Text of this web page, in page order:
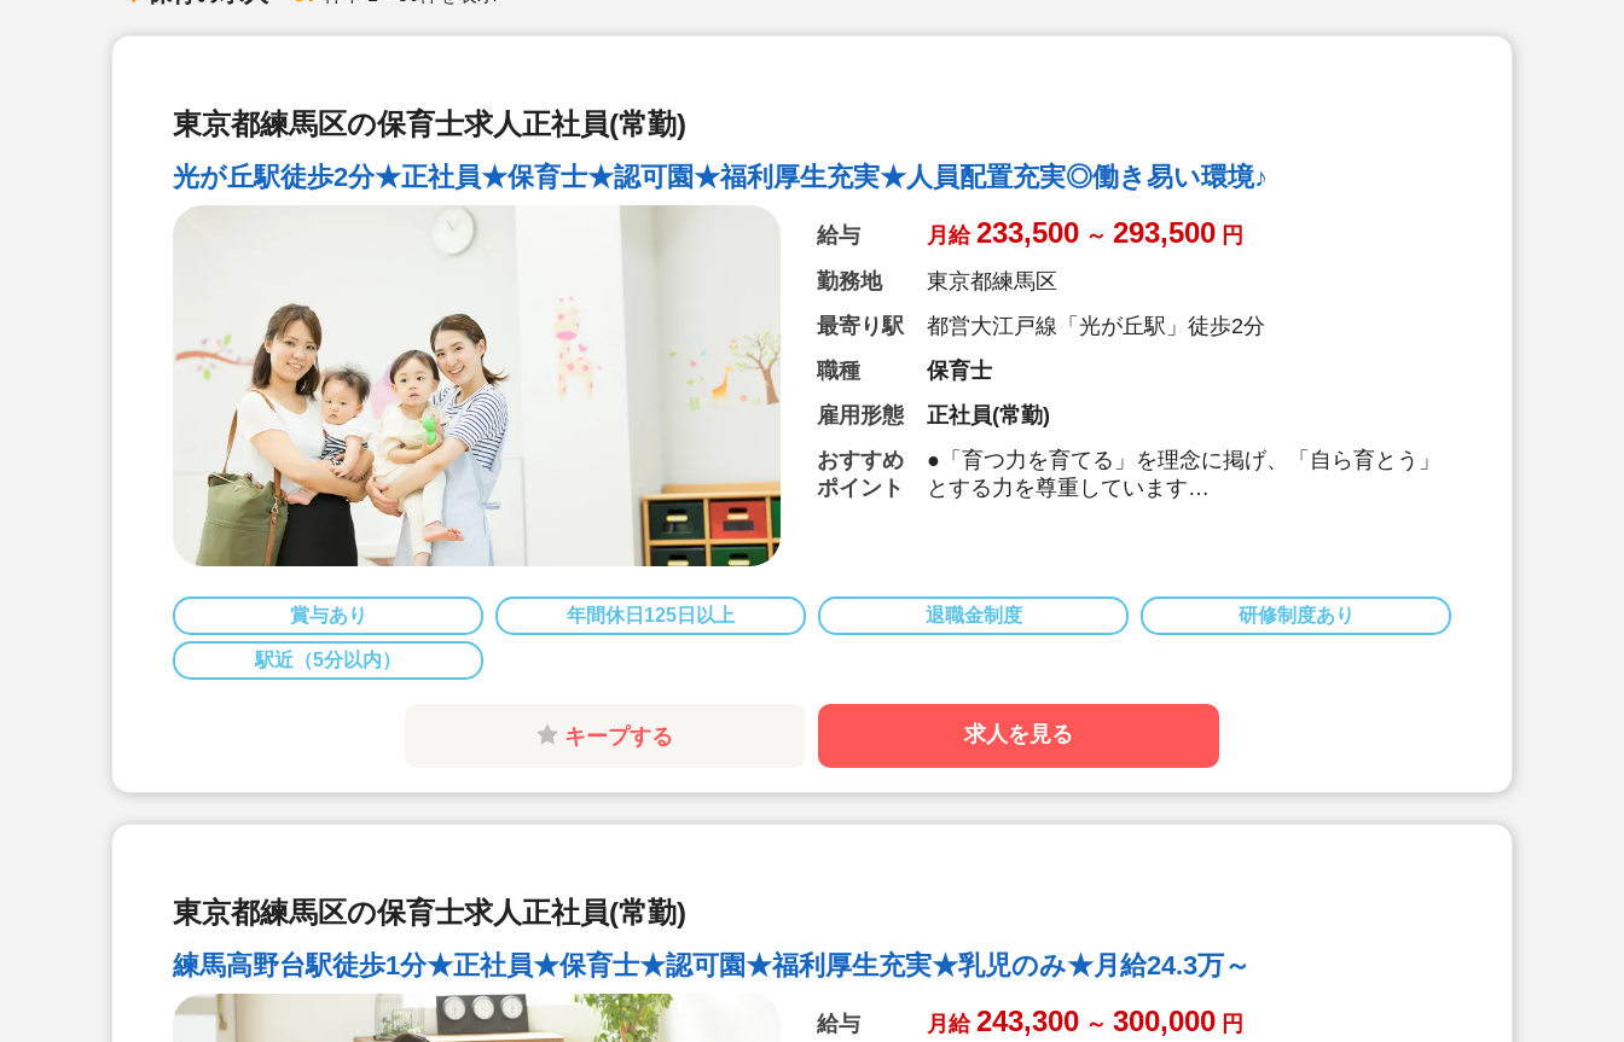
東京都練馬区の保育士求人正社員(常勤)
光が丘駅徒歩2分★正社員★保育士★認可園★福利厚生充実★人員配置充実◎働き易い環境♪
給与 月給 233,500 ～ 293,500 円
勤務地
東京都練馬区
最寄り駅
都営大江戸線「光が丘駅」徒歩2分
職種
保育士
雇用形態
正社員(常勤)
おすすめ
ポイント
●「育つ力を育てる」を理念に掲げ、「自ら育とう」
とする力を尊重しています
厚くしており働きやすい環境です。
●職員の配置人数の基準が高い園です。園児一人ひと
●有給休暇は60日間まで積み立て可能！5年ごとの永
年勤続報奨があり働きやすい環境です。
●宿舎借上げ制度利用可能です。約1万円の自己負担
で居住できます！
敷金・礼金は全額会社負担。引越代の一部も会社が負
賞与あり 年間休日125日以上 退職金制度 研修制度あり
駅近（5分以内）
キープする 求人を見る
東京都練馬区の保育士求人正社員(常勤)
練馬高野台駅徒歩1分★正社員★保育士★認可園★福利厚生充実★乳児のみ★月給24.3万～
給与 月給 243,300 ～ 300,000 円